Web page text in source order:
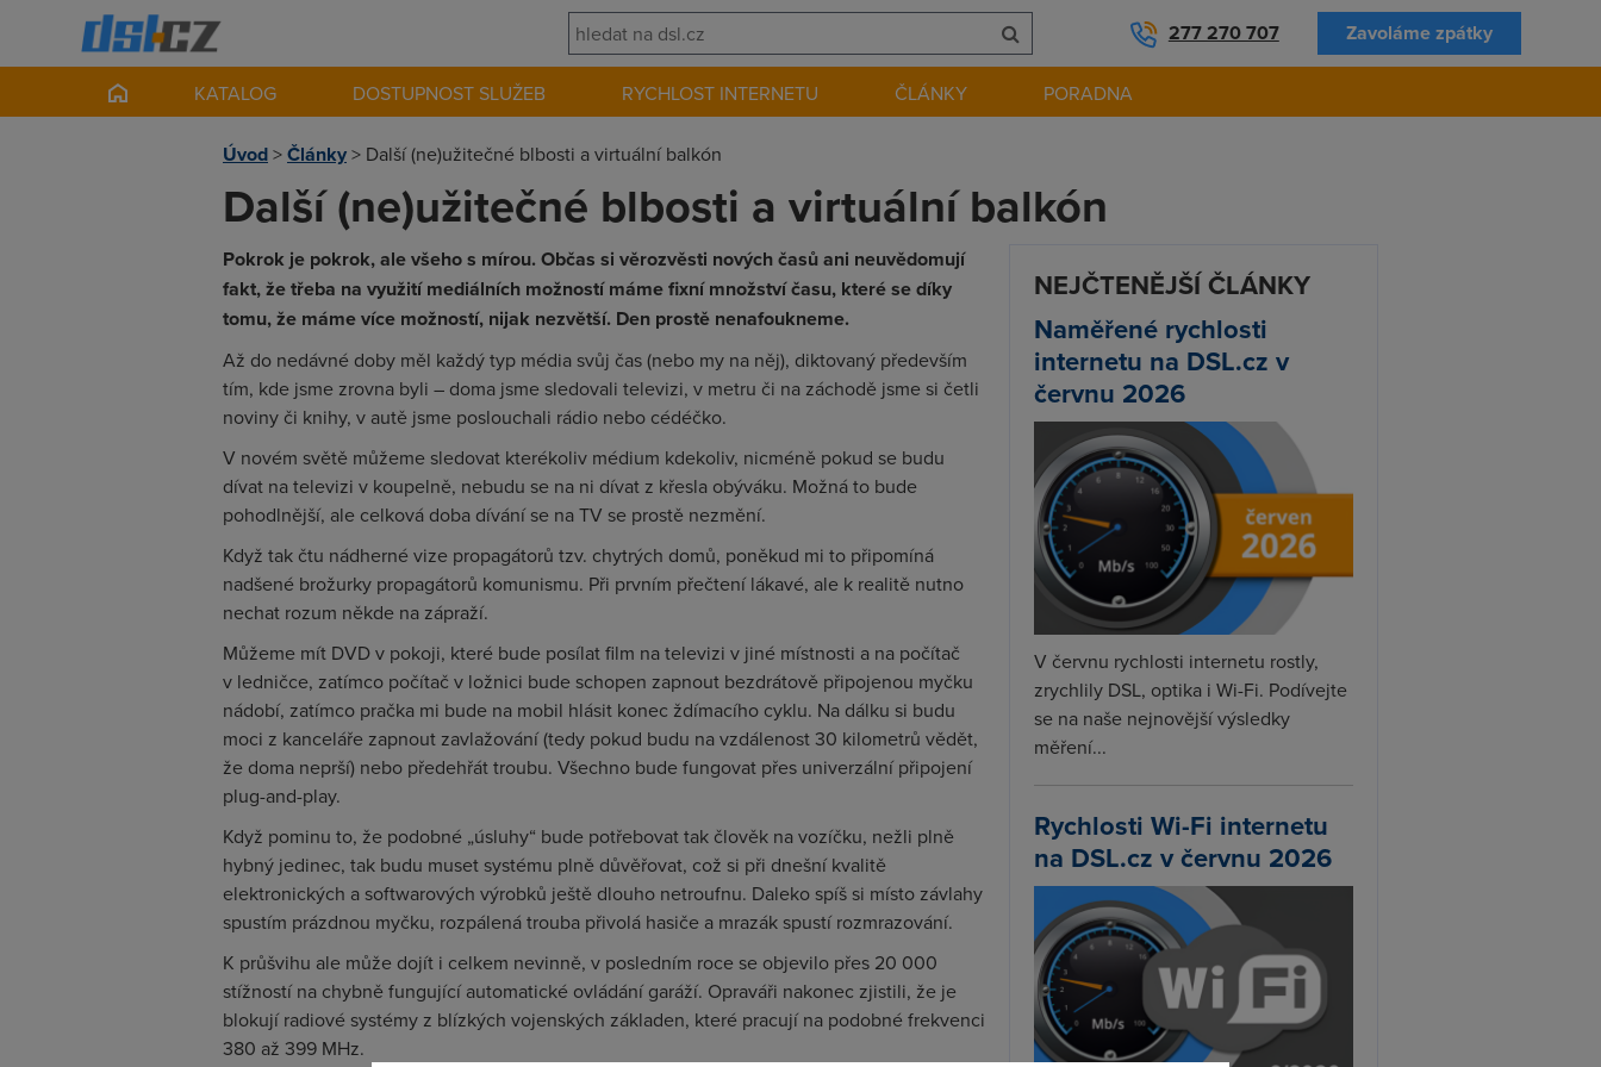
277 270 707 Zavoláme zpátky
KATALOG DOSTUPNOST SLUŽEB RYCHLOST INTERNETU ČLÁNKY PORADNA
Úvod>Články> Další (ne)užitečné blbosti a virtuální balkón
Další (ne)užitečné blbosti a virtuální balkón
Pokrok je pokrok, ale všeho s mírou. Občas si věrozvěsti nových časů ani neuvědomují
fakt, že třeba na využití mediálních možností máme fixní množství času, které se díky
tomu, že máme více možností, nijak nezvětší. Den prostě nenafoukneme.
Až do nedávné doby měl každý typ média svůj čas (nebo my na něj), diktovaný především
tím, kde jsme zrovna byli – doma jsme sledovali televizi, v metru či na záchodě jsme si četli
noviny či knihy, v autě jsme poslouchali rádio nebo cédéčko.
V novém světě můžeme sledovat kterékoliv médium kdekoliv, nicméně pokud se budu
dívat na televizi v koupelně, nebudu se na ni dívat z křesla obýváku. Možná to bude
pohodlnější, ale celková doba dívání se na TV se prostě nezmění.
Když tak čtu nádherné vize propagátorů tzv. chytrých domů, poněkud mi to připomíná
nadšené brožurky propagátorů komunismu. Při prvním přečtení lákavé, ale k realitě nutno
nechat rozum někde na zápraží.
Můžeme mít DVD v pokoji, které bude posílat film na televizi v jiné místnosti a na počítač
v ledničce, zatímco počítač v ložnici bude schopen zapnout bezdrátově připojenou myčku
nádobí, zatímco pračka mi bude na mobil hlásit konec ždímacího cyklu. Na dálku si budu
moci z kanceláře zapnout zavlažování (tedy pokud budu na vzdálenost30 kilometrů vědět,
že doma neprší) nebo předehřát troubu. Všechno bude fungovat přes univerzální připojení
plug-and-play.
Když pominu to, že podobné „úsluhy“ bude potřebovat tak člověk na vozíčku, nežli plně
hybný jedinec, tak budu muset systému plně důvěřovat, což si při dnešní kvalitě
elektronických a softwarových výrobků ještě dlouho netroufnu. Daleko spíš si místo závlahy
spustím prázdnou myčku, rozpálená trouba přivolá hasiče a mrazák spustí rozmrazování.
K průšvihu ale může dojít i celkem nevinně, v posledním roce se objevilo přes 20 000
stížností na chybně fungující automatické ovládání garáží. Opraváři nakonec zjistili, že je
blokují radiové systémy z blízkých vojenských základen, které pracují na podobné frekvenci
380 až 399 MHz.
NEJČTENĚJŠÍ ČLÁNKY
Naměřené rychlosti
internetu na DSL.cz v
červnu 2026
V červnu rychlosti internetu rostly,
zrychlily DSL, optika i Wi-Fi. Podívejte
se na naše nejnovější výsledky
měření...
Rychlosti Wi-Fi internetu
na DSL.cz v červnu 2026